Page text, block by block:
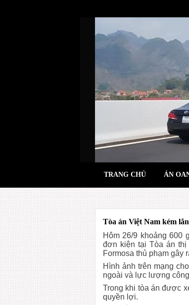
TRANG CHỦ ÁN
Tòa án Việt Nam kém
Hôm 26/9 khoảng 600
đơn kiện tại Tòa án
Formosa thủ phạm gây
Hình ảnh trên mạng
ngoài và lực lượng
Trong khi tòa án được
quyền lợi.